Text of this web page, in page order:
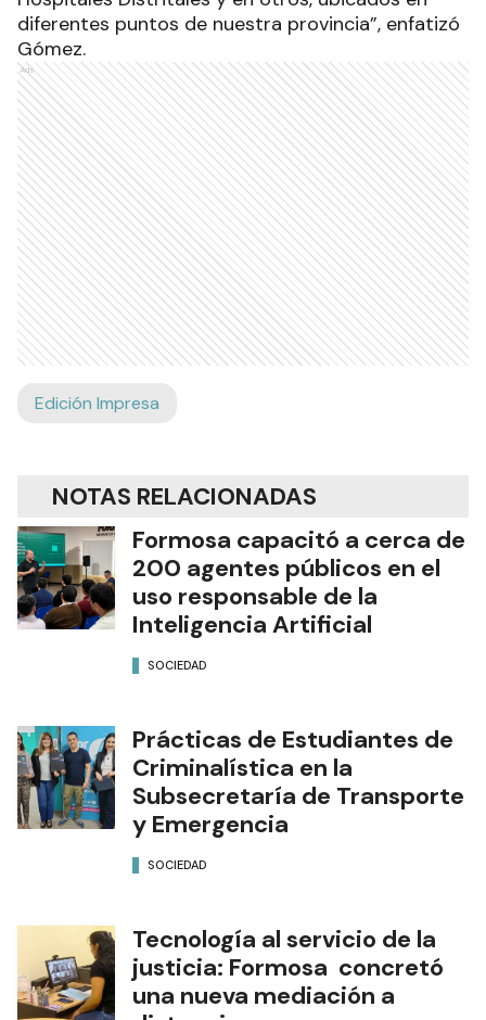
diferentes puntos de nuestra provincia”, enfatizó
Gómez.
Ads
Edición Impresa
NOTAS RELACIONADAS
Formosa capacitó a cerca de
200 agentes públicos en el
uso responsable de la
Inteligencia Artificial
SOCIEDAD
Prácticas de Estudiantes de
Criminalística en la
Subsecretaría de Transporte
y Emergencia
SOCIEDAD
Tecnología al servicio de la
justicia: Formosa concretó
una nueva mediación a